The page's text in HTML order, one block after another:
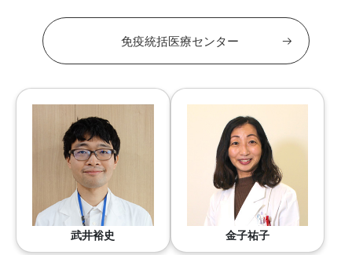
免疫統括医療センター
武井裕史 金子祐子